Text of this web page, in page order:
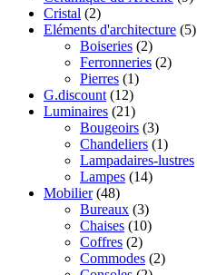
Cristal (2)
Eléments d'architecture (5)
Boiseries (2)
Ferronneries (2)
Pierres (1)
G.discount (12)
Luminaires (21)
Bougeoirs (3)
Chandeliers (1)
Lampadaires-lustres
Lampes (14)
Mobilier (48)
Bureaux (3)
Chaises (10)
Coffres (2)
Commodes (2)